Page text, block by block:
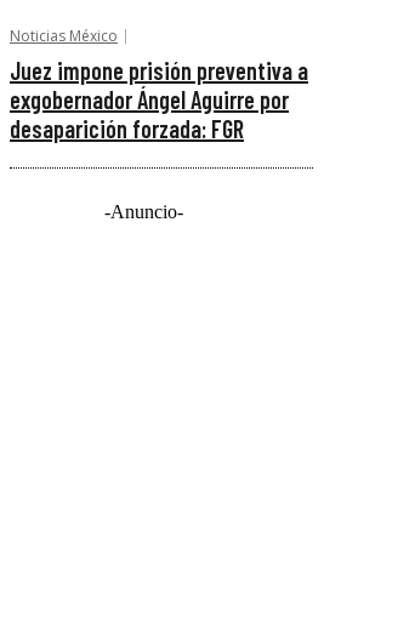
Noticias México
Juez impone prisión preventiva a
exgobernador Ángel Aguirre por
desaparición forzada: FGR
-Anuncio-